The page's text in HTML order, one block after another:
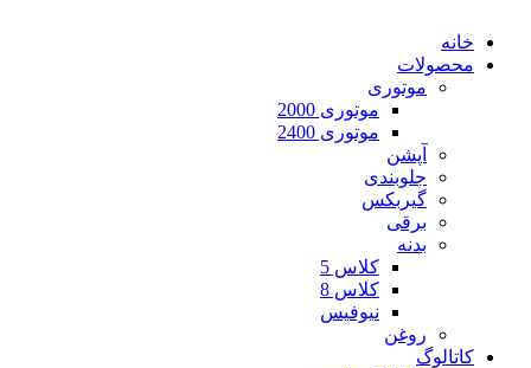
خانه
محصولات
موتوری
موتوری 2000
موتوری 2400
آپشن
جلوبندی
گیربکس
برقی
بدنه
کلاس 5
کلاس 8
نیوفیس
روغن
کاتالوگ